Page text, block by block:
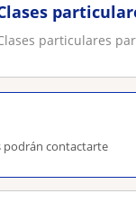
particulares
podrán contactarte